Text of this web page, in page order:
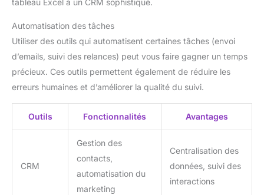
tableau Excel à un CRM sophistiqué.
Automatisation des tâches
Utiliser des outils qui automatisent certaines tâches (envoi
d’emails, suivi des relances) peut vous faire gagner un temps
précieux. Ces outils permettent également de réduire les
erreurs humaines et d’améliorer la qualité du suivi.
Outils Fonctionnalités Avantages
CRM
Gestion des
contacts,
automatisation du
marketing
Centralisation des
données, suivi des
interactions